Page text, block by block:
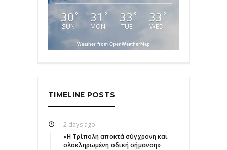
30 °
SUN
31 °
MON
33 °
TUE
33 °
WED
Weather from OpenWeatherMap
TIMELINE POSTS
2 days ago
«Η Τρίπολη αποκτά σύγχρονη και
ολοκληρωμένη οδική σήμανση»